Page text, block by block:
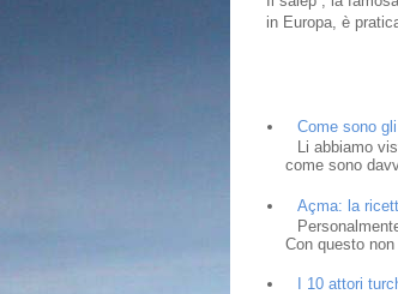
in Europa, è
Come sono
Li abbiamo
come sono
Açma: la
Con questo
I 10 attori